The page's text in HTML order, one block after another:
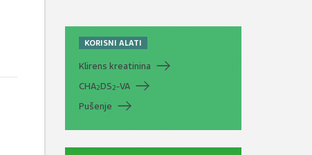
KORISNI ALATI
Klirens kreatinina
CHA2DS2-VA
Pušenje